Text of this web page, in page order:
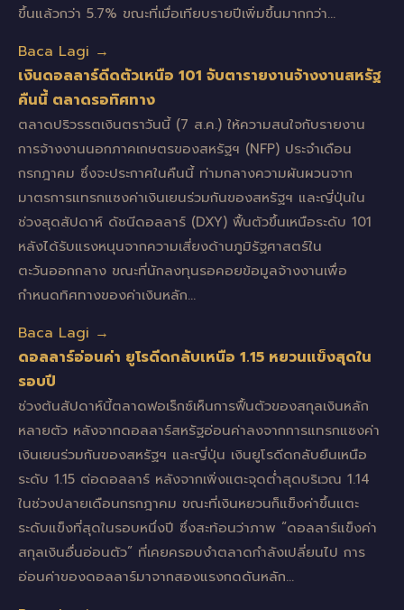
ขึ้นแล้วกว่า 5.7% ขณะที่เมื่อเทียบรายปีเพิ่มขึ้นมากกว่า…
Baca Lagi →
เงินดอลลาร์ดีดตัวเหนือ 101 จับตารายงานจ้างงานสหรัฐ
คืนนี้ ตลาดรอทิศทาง
ตลาดปริวรรตเงินตราวันนี้ (7 ส.ค.) ให้ความสนใจกับรายงาน
การจ้างงานนอกภาคเกษตรของสหรัฐฯ (NFP) ประจำเดือน
กรกฎาคม ซึ่งจะประกาศในคืนนี้ ท่ามกลางความผันผวนจาก
มาตรการแทรกแซงค่าเงินเยนร่วมกันของสหรัฐฯ และญี่ปุ่นใน
ช่วงสุดสัปดาห์ ดัชนีดอลลาร์ (DXY) ฟื้นตัวขึ้นเหนือระดับ 101
หลังได้รับแรงหนุนจากความเสี่ยงด้านภูมิรัฐศาสตร์ใน
ตะวันออกกลาง ขณะที่นักลงทุนรอคอยข้อมูลจ้างงานเพื่อ
กำหนดทิศทางของค่าเงินหลัก…
Baca Lagi →
ดอลลาร์อ่อนค่า ยูโรดีดกลับเหนือ 1.15 หยวนแข็งสุดใน
รอบปี
ช่วงต้นสัปดาห์นี้ตลาดฟอเร็กซ์เห็นการฟื้นตัวของสกุลเงินหลัก
หลายตัว หลังจากดอลลาร์สหรัฐอ่อนค่าลงจากการแทรกแซงค่า
เงินเยนร่วมกันของสหรัฐฯ และญี่ปุ่น เงินยูโรดีดกลับยืนเหนือ
ระดับ 1.15 ต่อดอลลาร์ หลังจากเพิ่งแตะจุดต่ำสุดบริเวณ 1.14
ในช่วงปลายเดือนกรกฎาคม ขณะที่เงินหยวนก็แข็งค่าขึ้นแตะ
ระดับแข็งที่สุดในรอบหนึ่งปี ซึ่งสะท้อนว่าภาพ “ดอลลาร์แข็งค่า
สกุลเงินอื่นอ่อนตัว” ที่เคยครอบงำตลาดกำลังเปลี่ยนไป การ
อ่อนค่าของดอลลาร์มาจากสองแรงกดดันหลัก…